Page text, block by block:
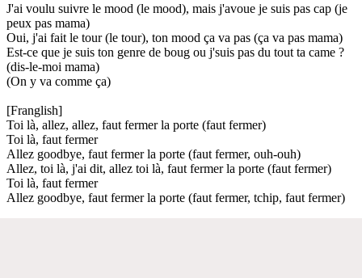
J'ai voulu suivre le mood (le mood), mais j'avoue je suis pas cap (je
peux pas mama)
Oui, j'ai fait le tour (le tour), ton mood ça va pas (ça va pas mama)
Est-ce que je suis ton genre de boug ou j'suis pas du tout ta came ?
(dis-le-moi mama)
(On y va comme ça)
[Franglish]
Toi là, allez, allez, faut fermer la porte (faut fermer)
Toi là, faut fermer
Allez goodbye, faut fermer la porte (faut fermer, ouh-ouh)
Allez, toi là, j'ai dit, allez toi là, faut fermer la porte (faut fermer)
Toi là, faut fermer
Allez goodbye, faut fermer la porte (faut fermer, tchip, faut fermer)